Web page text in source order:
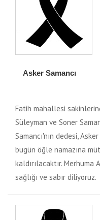
Asker Samancı
Fatih mahallesi
Süleyman ve Soner
Samancı'nın dedesi,
bugün öğle namazına
kaldırılacaktır.
sağlığı ve sabır diliyoruz.